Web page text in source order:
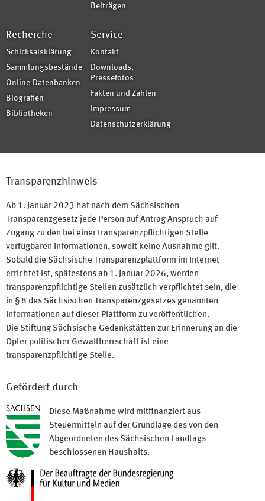
Beiträgen
Recherche
Schicksalsklärung
Sammlungsbestände
Online-Datenbanken
Biografien
Bibliotheken
Service
Kontakt
Downloads,
Pressefotos
Fakten und Zahlen
Impressum
Datenschutzerklärung
Transparenzhinweis
Ab 1. Januar 2023 hat nach dem Sächsischen
Transparenzgesetz jede Person auf Antrag Anspruch auf
Zugang zu den bei einer transparenzpflichtigen Stelle
verfügbaren Informationen, soweit keine Ausnahme gilt.
Sobald die Sächsische Transparenzplattform im Internet
errichtet ist, spätestens ab 1. Januar 2026, werden
transparenzpflichtige Stellen zusätzlich verpflichtet sein, die
in § 8 des Sächsischen Transparenzgesetzes genannten
Informationen auf dieser Plattform zu veröffentlichen.
Die Stiftung Sächsische Gedenkstätten zur Erinnerung an die
Opfer politischer Gewaltherrschaft ist eine
transparenzpflichtige Stelle.
Gefördert durch
Diese Maßnahme wird mitfinanziert aus
Steuermitteln auf der Grundlage des von den
Abgeordneten des Sächsischen Landtags
beschlossenen Haushalts.